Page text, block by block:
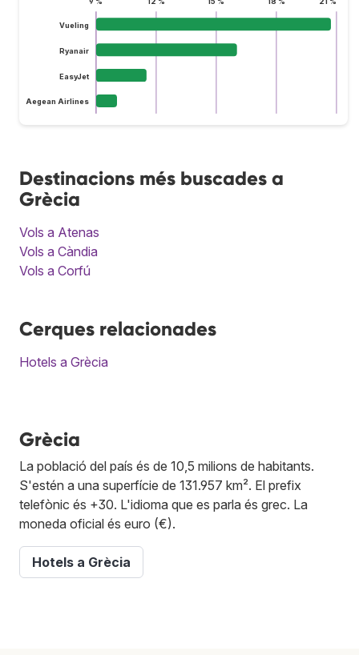
Vueling
Ryanair
EasyJet
Aegean Airlines
Destinacions més buscades a
Grècia
Vols a Atenas
Vols a Càndia
Vols a Corfú
Cerques relacionades
Hotels a Grècia
Grècia
La població del país és de 10,5 milions de habitants.
S'estén a una superfície de 131.957 km². El prefix
telefònic és +30. L'idioma que es parla és grec. La
moneda oficial és euro (€).
Hotels a Grècia